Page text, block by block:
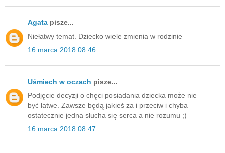
Agata pisze...
Niełatwy temat. Dziecko wiele zmienia w rodzinie
16 marca 2018 08:46
Uśmiech w oczach pisze...
Podjęcie decyzji o chęci posiadania dziecka może nie
być łatwe. Zawsze będą jakieś za i przeciw i chyba
ostatecznie jedna słucha się serca a nie rozumu ;)
16 marca 2018 08:47